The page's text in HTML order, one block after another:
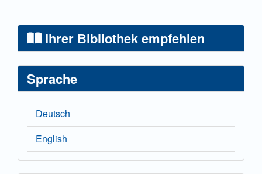
Ihrer Bibliothek empfehlen
Sprache
Deutsch
English